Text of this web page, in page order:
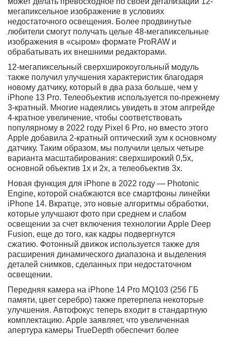
Экран iPhone 14 Pro
Новая панель Super Retina XDR с диагональю 6.1
дюймов – это еще более совершенная технология Pro-
Motion, а также все возможности все время
активированного экрана, что у Apple используется
впервые. Динамическое изменение частоты
отображения от 1 до 120 Гц и технология Always-On
Display дает возможность отображать на
заблокированном экране всяческие виджеты, значки,
часы и другое. Яркость экрана стала еще выше – до
2000 нит при HDR, а это почти в два раза выше, чем
было у Айфон 13 Про.
iPhone 14 Pro процессор и скорость работы